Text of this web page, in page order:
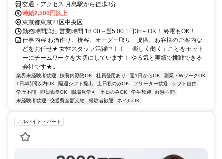
交通・アクセス 月島駅から徒歩3分
時給2,500円以上
東京都東京23区中央区
勤務時間詳細 営業時間 18:00～翌5:00 1日3h～OK！ 終電もOK！
仕事内容 お酒作り、接客、オーダー取り・提供、お客様のご案内な
どをお任せ★ 女性スタッフ活躍中！！ 「楽しく働く」ことをモット
ーにチームワークを大切にしています！ やる気と実績で挑戦できる
会社です★...
業界未経験者歓迎 扶養内勤務OK 社員登用あり 週1日からOK
副業・WワークOK
1日4時間以内OK
隔週シフト提出 土日祝のみOK フリーター歓迎
シフト自由
学歴不問
即日勤務OK 職場見学可 平日のみOK 学生歓迎
経験不問
未経験者歓迎
交通費全額支給 経験者歓迎 ネイルOK
アルバイト・パート